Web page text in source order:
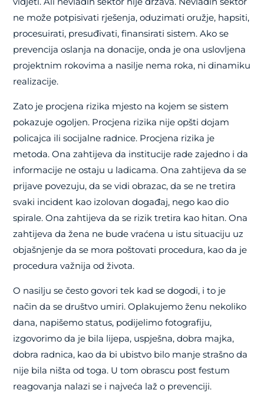
ne može potpisivati rješenja, oduzimati oružje, hapsiti,
procesuirati, presuđivati, finansirati sistem. Ako se
prevencija oslanja na donacije, onda je ona uslovljena
projektnim rokovima a nasilje nema roka, ni dinamiku
realizacije.
Zato je procjena rizika mjesto na kojem se sistem
pokazuje ogoljen. Procjena rizika nije opšti dojam
policajca ili socijalne radnice. Procjena rizika je
metoda. Ona zahtijeva da institucije rade zajedno i da
informacije ne ostaju u ladicama. Ona zahtijeva da se
prijave povezuju, da se vidi obrazac, da se ne tretira
svaki incident kao izolovan događaj, nego kao dio
spirale. Ona zahtijeva da se rizik tretira kao hitan. Ona
zahtijeva da žena ne bude vraćena u istu situaciju uz
objašnjenje da se mora poštovati procedura, kao da je
procedura važnija od života.
O nasilju se često govori tek kad se dogodi, i to je
način da se društvo umiri. Oplakujemo ženu nekoliko
dana, napišemo status, podijelimo fotografiju,
izgovorimo da je bila lijepa, uspješna, dobra majka,
dobra radnica, kao da bi ubistvo bilo manje strašno da
nije bila ništa od toga. U tom obrascu post festum
reagovanja nalazi se i najveća laž o prevenciji.